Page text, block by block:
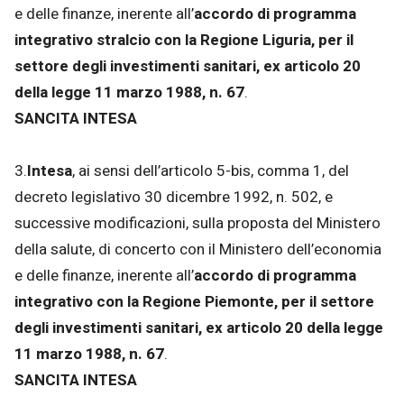
e delle finanze, inerente all’accordo di programma
integrativo stralcio con la Regione Liguria, per il
settore degli investimenti sanitari, ex articolo 20
della legge 11 marzo 1988, n. 67.
SANCITA INTESA
3.Intesa, ai sensi dell’articolo 5-bis, comma 1, del
decreto legislativo 30 dicembre 1992, n. 502, e
successive modificazioni, sulla proposta del Ministero
della salute, di concerto con il Ministero dell’economia
e delle finanze, inerente all’accordo di programma
integrativo con la Regione Piemonte, per il settore
degli investimenti sanitari, ex articolo 20 della legge
11 marzo 1988, n. 67.
SANCITA INTESA